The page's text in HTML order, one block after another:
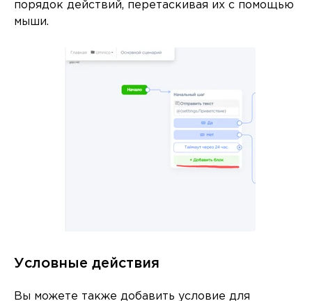
порядок действий, перетаскивая их с помощью
мыши.
Условные действия
Вы можете также добавить условие для